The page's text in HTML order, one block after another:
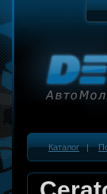
Каталог|